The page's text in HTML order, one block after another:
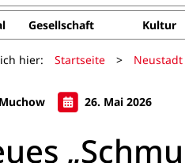
Gesellschaft Kultur
hier: Startseite > Neustadt
26. Mai 2026